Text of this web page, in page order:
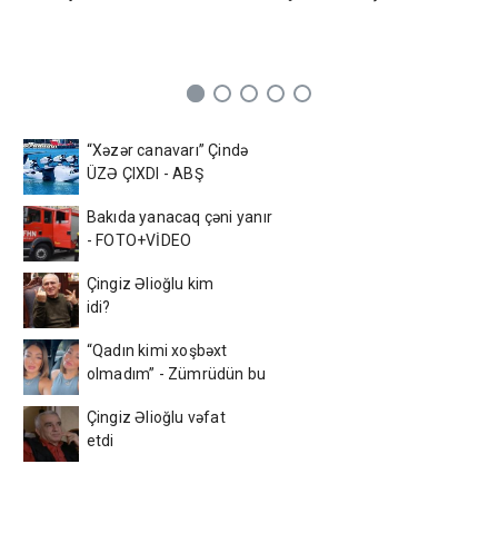
“Xəzər canavarı” Çində
ÜZƏ ÇIXDI - ABŞ
Bakıda yanacaq çəni yanır
- FOTO+VİDEO
Çingiz Əlioğlu kim
idi?
“Qadın kimi xoşbəxt
olmadım” - Zümrüdün bu
Çingiz Əlioğlu vəfat
etdi